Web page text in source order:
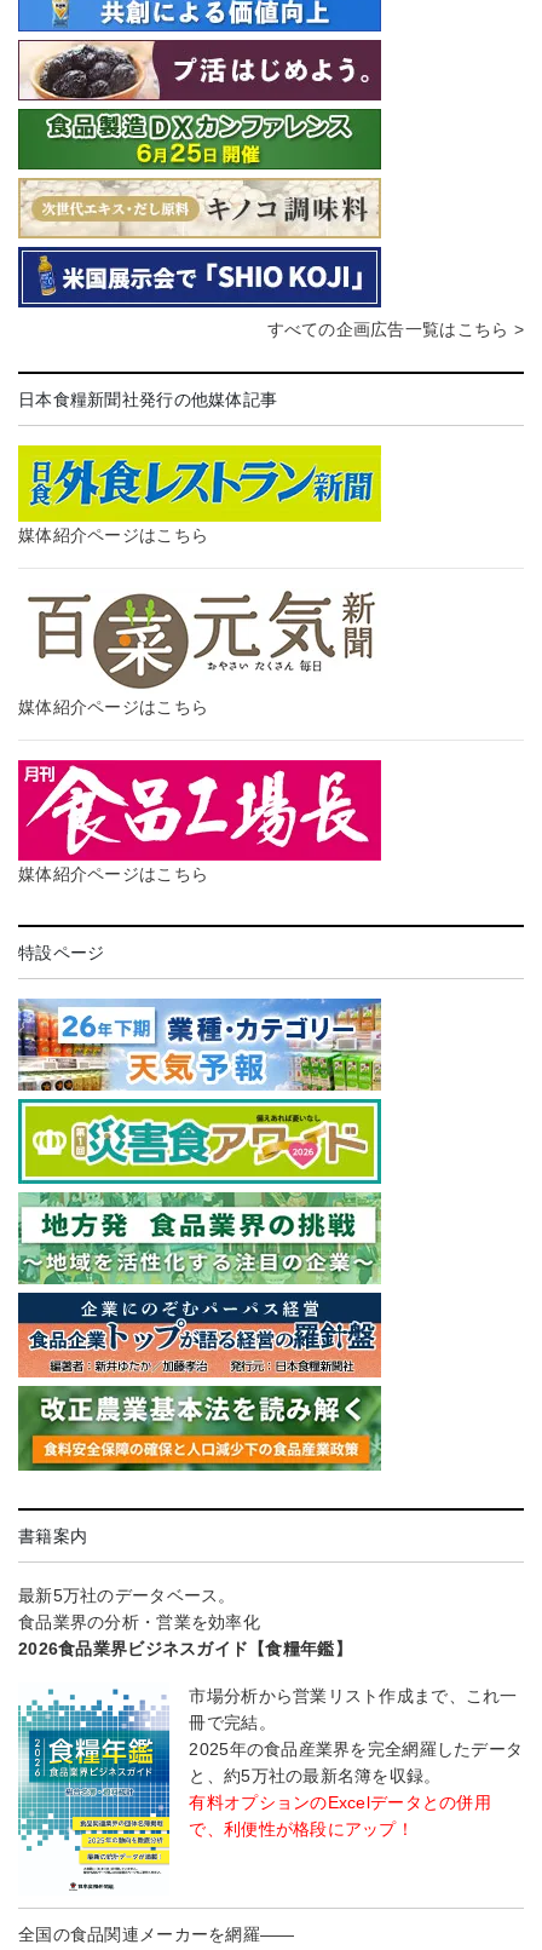
すべての企画広告一覧はこちら >
日本食糧新聞社発行の他媒体記事
媒体紹介ページはこちら
媒体紹介ページはこちら
媒体紹介ページはこちら
特設ページ
書籍案内
最新5万社のデータベース。
食品業界の分析・営業を効率化
2026食品業界ビジネスガイド【食糧年鑑】
市場分析から営業リスト作成まで、これ一
冊で完結。
2025年の食品産業界を完全網羅したデータ
と、約5万社の最新名簿を収録。
有料オプションのExcelデータとの併用
で、利便性が格段にアップ！
全国の食品関連メーカーを網羅――